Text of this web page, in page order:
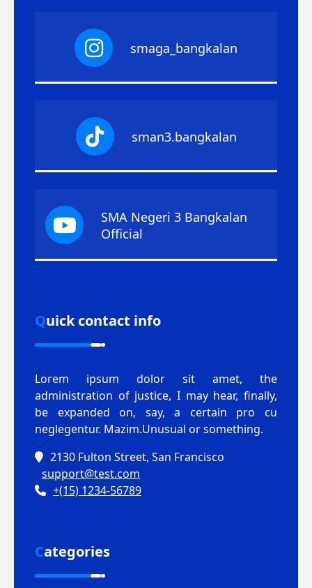
smaga_bangkalan
sman3.bangkalan
SMA Negeri 3 Bangkalan
Official
Quick contact info
Lorem ipsum dolor sit amet, the
administration of justice, I may hear, finally,
be expanded on, say, a certain pro cu
neglegentur. Mazim.Unusual or something.
2130 Fulton Street, San Francisco
support@test.com
+(15) 1234-56789
Categories